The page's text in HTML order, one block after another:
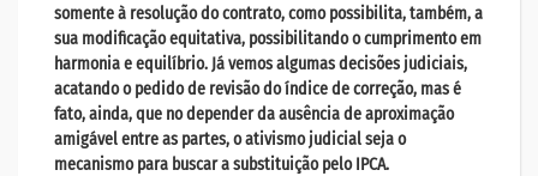
somente à resolução do contrato, como possibilita, também, a
sua modificação equitativa, possibilitando o cumprimento em
harmonia e equilíbrio. Já vemos algumas decisões judiciais,
acatando o pedido de revisão do índice de correção, mas é
fato, ainda, que no depender da ausência de aproximação
amigável entre as partes, o ativismo judicial seja o
mecanismo para buscar a substituição pelo IPCA.